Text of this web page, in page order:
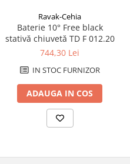
Ravak-Cehia
Baterie 10° Free black
stativă chiuvetă TD F 012.20
744,30 Lei
IN STOC FURNIZOR
ADAUGA IN COS